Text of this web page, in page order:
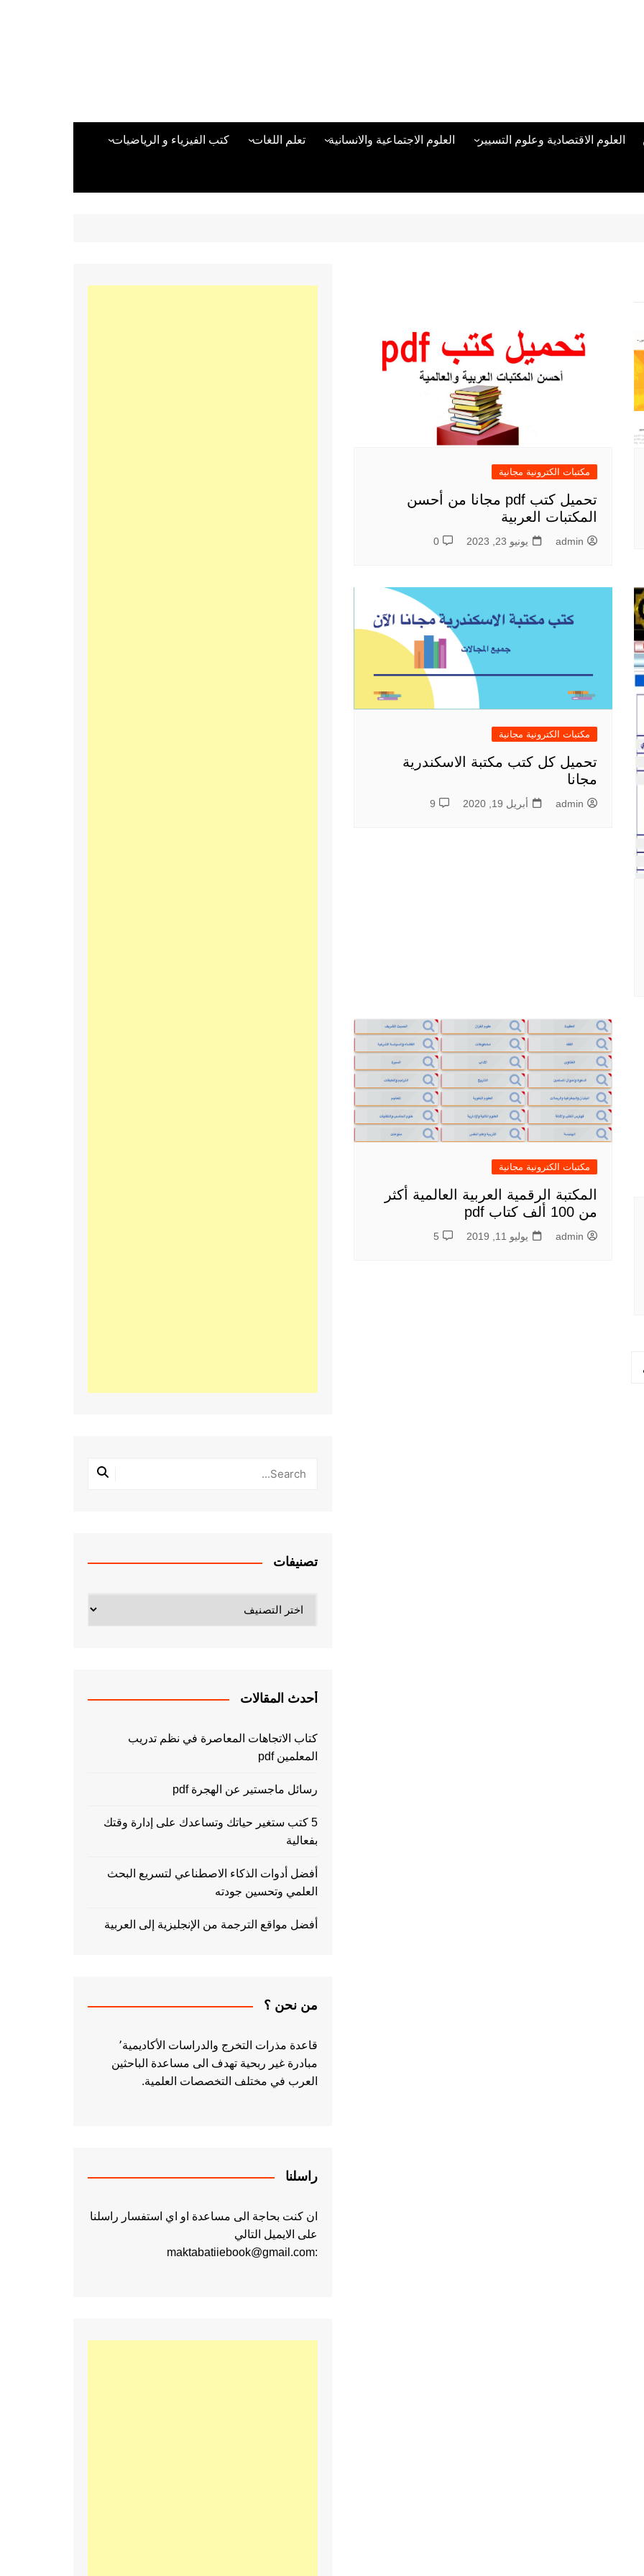
العلوم الاقتصادية وعلوم التسيير
علوم الادارة والموارد البشرية
العلوم الاجتماعية والانسانية
أدب عربي
الفكر والفلسفة
الإعلام والاتصال
التنمية البشرية وتطوير الذات
دراسات في التاريخ
تعلم اللغات
تعلم اللغة التركية
كتب الفيزياء و الرياضيات
كتب لغات البرمجة
مكتبات الكترونية مجانية
تحميل كتب pdf مجانا من أحسن
المكتبات العربية
admin يونيو 23, 2023 0
مكتبات الكترونية مجانية
تحميل كل كتب مكتبة الاسكندرية
مجانا
admin أبريل 19, 2020 9
مكتبات الكترونية مجانية
المكتبة الرقمية العربية العالمية أكثر
من 100 ألف كتاب pdf
admin يوليو 11, 2019 5
تصنيفات
أحدث المقالات
كتاب الاتجاهات المعاصرة في نظم تدريب
المعلمين pdf
رسائل ماجستير عن الهجرة pdf
5 كتب ستغير حياتك وتساعدك على إدارة وقتك
بفعالية
أفضل أدوات الذكاء الاصطناعي لتسريع البحث
العلمي وتحسين جودته
أفضل مواقع الترجمة من الإنجليزية إلى العربية
من نحن ؟
قاعدة مذرات التخرج والدراسات الأكاديمية٬
مبادرة غير ربحية تهدف الى مساعدة الباحثين
العرب في مختلف التخصصات العلمية.
راسلنا
ان كنت بحاجة الى مساعدة او اي استفسار راسلنا
على الايميل التالي
:maktabatiiebook@gmail.com